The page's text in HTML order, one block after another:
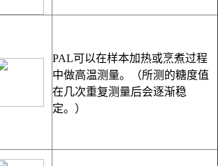
PAL可以在样本加热或烹煮过程
中做高温测量。（所测的糖度值
在几次重复测量后会逐渐稳
定。）